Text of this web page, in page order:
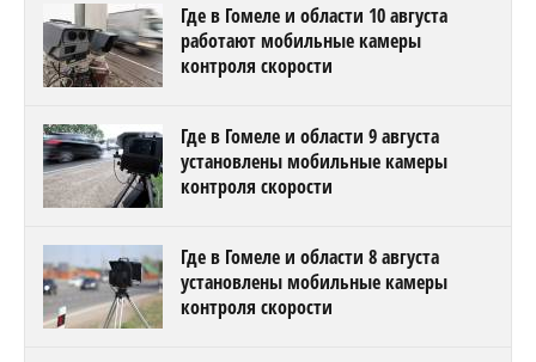
Где в Гомеле и области 10 августа
работают мобильные камеры
контроля скорости
Где в Гомеле и области 9 августа
установлены мобильные камеры
контроля скорости
Где в Гомеле и области 8 августа
установлены мобильные камеры
контроля скорости